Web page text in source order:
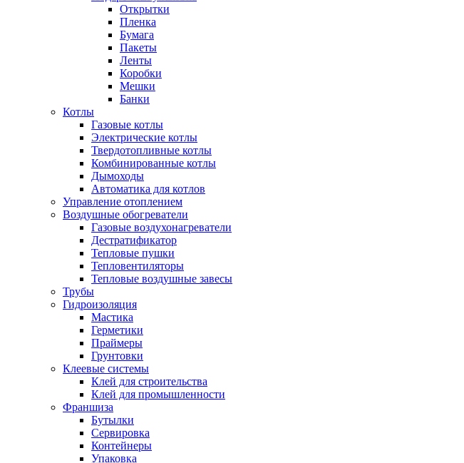
Открытки
Пленка
Бумага
Пакеты
Ленты
Коробки
Мешки
Банки
Котлы
Газовые котлы
Электрические котлы
Твердотопливные котлы
Комбинированные котлы
Дымоходы
Автоматика для котлов
Управление отоплением
Воздушные обогреватели
Газовые воздухонагреватели
Дестратификатор
Тепловые пушки
Тепловентиляторы
Тепловые воздушные завесы
Трубы
Гидроизоляция
Мастика
Герметики
Праймеры
Грунтовки
Клеевые системы
Клей для строительства
Клей для промышленности
Франшиза
Бутылки
Сервировка
Контейнеры
Упаковка